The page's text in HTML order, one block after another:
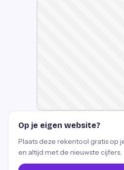
Op je eigen website?
Plaats deze rekentool gratis op
en altijd met de nieuwste cijfers.